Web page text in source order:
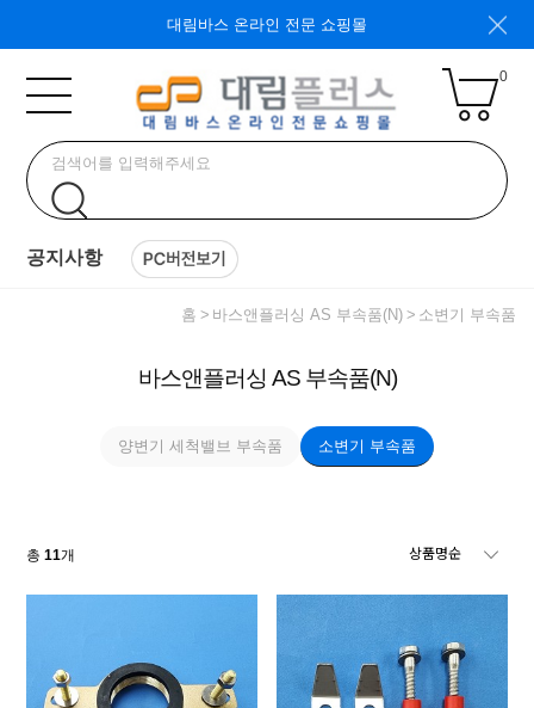
대림바스 온라인 전문 쇼핑몰
0
공지사항
홈 바스앤플러싱 AS 부속품(N) 소변기 부속품
바스앤플러싱 AS 부속품(N)
양변기 세척밸브 부속품 소변기 부속품
총11개